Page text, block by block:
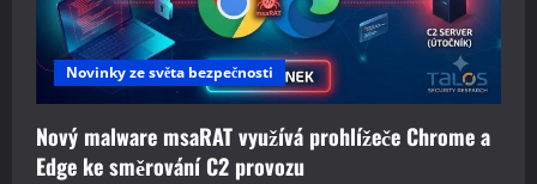
Novinky ze světa bezpečnosti
Nový malware msaRAT využívá prohlížeče Chrome a
Edge ke směrování C2 provozu